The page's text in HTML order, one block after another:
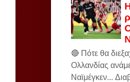
🔴 Πότε θα
Ολλανδίας
Ναϊμέγκεν...